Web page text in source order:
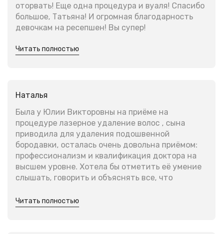
оторвать! Еще одна процедура и вуаля! Спасибо
большое, Татьяна! И огромная благодарность
девочкам на ресепшен! Вы супер!
Читать полностью
Наталья
Была у Юлии Викторовны на приёме на
процедуре лазерное удаление волос , сына
приводила для удаления подошвенной
бородавки, осталась очень довольна приёмом:
профессионализм и квалификация доктора на
высшем уровне. Хотела бы отметить её умение
слышать, говорить и объяснять все, что
от неизвестности . Приятная атмосфера и
милые администраторы дополнили общие
Читать полностью